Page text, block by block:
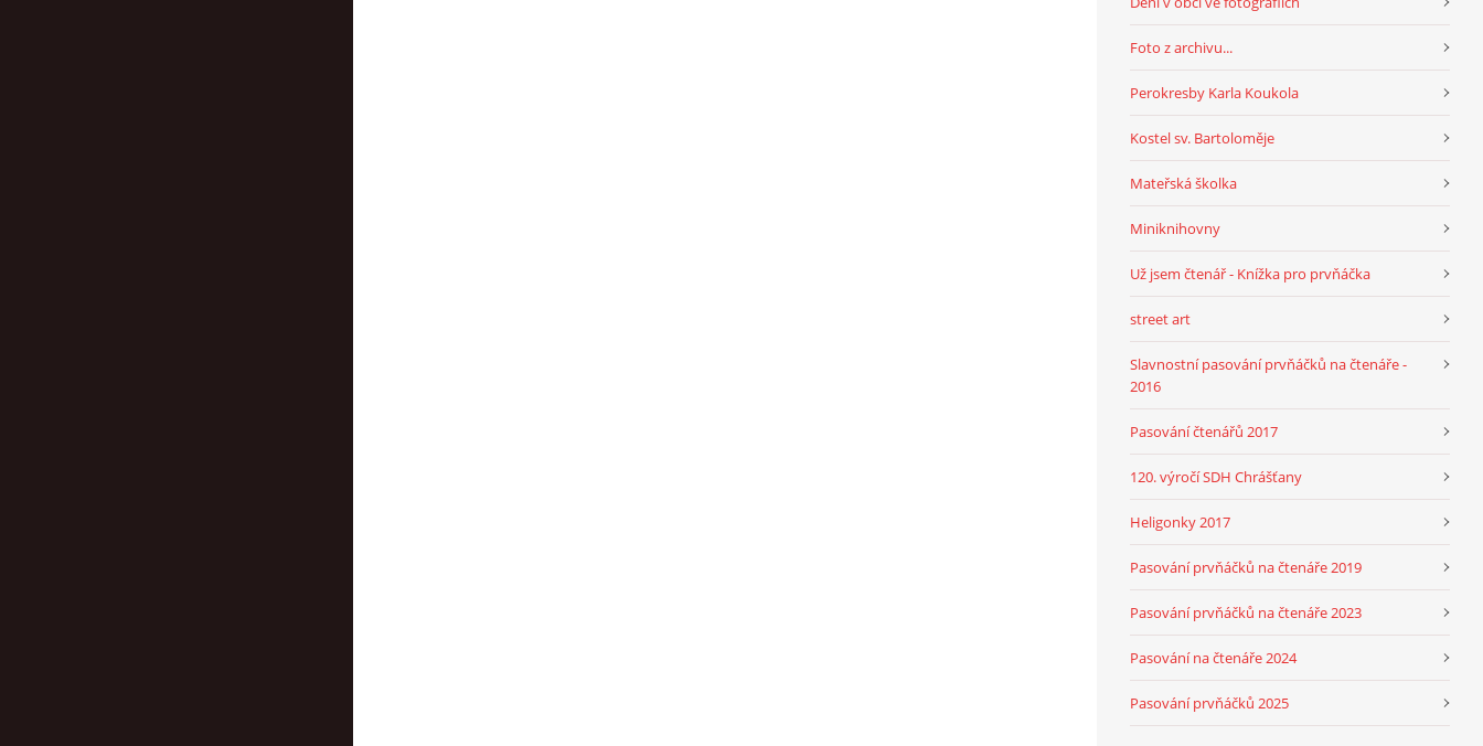
Foto z archivu...
Perokresby Karla Koukola
Kostel sv. Bartoloměje
Mateřská školka
Miniknihovny
Už jsem čtenář - Knížka pro prvňáčka
street art
Slavnostní pasování prvňáčků na čtenáře -
2016
Pasování čtenářů 2017
120. výročí SDH Chrášťany
Heligonky 2017
Pasování prvňáčků na čtenáře 2019
Pasování prvňáčků na čtenáře 2023
Pasování na čtenáře 2024
Pasování prvňáčků 2025